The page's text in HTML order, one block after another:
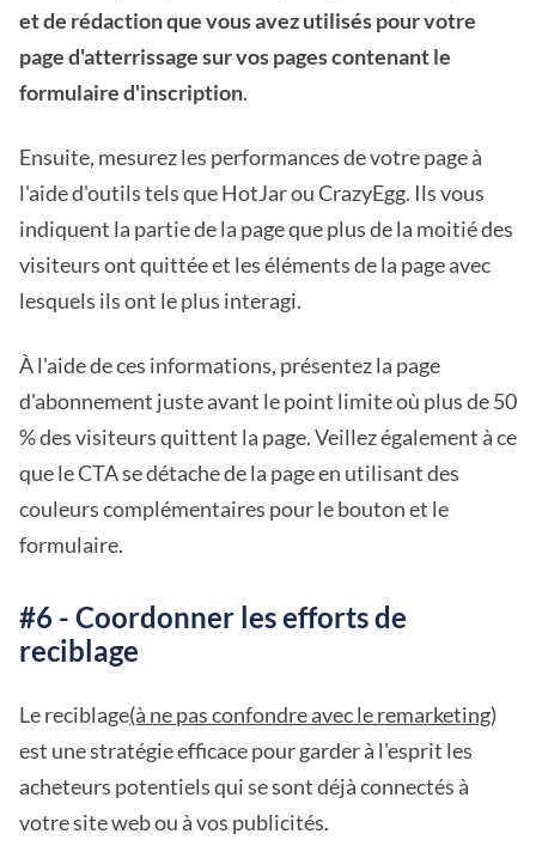
et de rédaction que vous avez utilisés pour votre
page d'atterrissage sur vos pages contenant le
formulaire d'inscription.
Ensuite, mesurez les performances de votre page à
l'aide d'outils tels que HotJar ou CrazyEgg. Ils vous
indiquent la partie de la page que plus de la moitié des
visiteurs ont quittée et les éléments de la page avec
lesquels ils ont le plus interagi.
À l'aide de ces informations, présentez la page
d'abonnement juste avant le point limite où plus de 50
% des visiteurs quittent la page. Veillez également à ce
que le CTA se détache de la page en utilisant des
couleurs complémentaires pour le bouton et le
formulaire.
#6 - Coordonner les efforts de
reciblage
Le reciblage(à ne pas confondre avec le remarketing)
est une stratégie efficace pour garder à l'esprit les
acheteurs potentiels qui se sont déjà connectés à
votre site web ou à vos publicités.